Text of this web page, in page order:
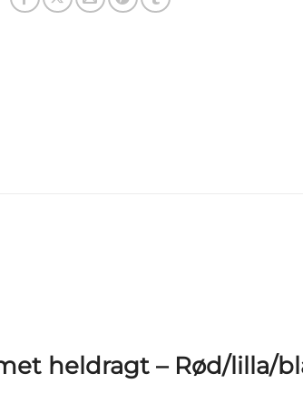
heldragt – Rød/lilla/